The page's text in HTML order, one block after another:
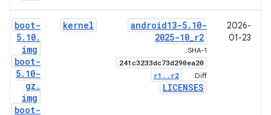
2026-
01-23
android13-5. 10-
2025-10_r2
SHA-1:
241c3233dc73d290ea20
Diff:
r1 . . r2
LICENSES
kernel
boot-
5. 10.
img
boot-
5. 10-
gz .
img
boot-